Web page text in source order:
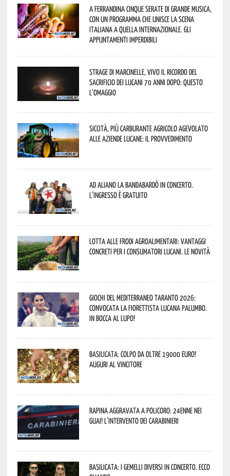
A Ferrandina cinque serate di grande musica,
con un programma che unisce la scena
italiana a quella internazionale. Gli
appuntamenti imperdibili
Strage di Marcinelle, vivo il ricordo del
sacrificio dei lucani 70 anni dopo: questo
l’omaggio
Siccità, più carburante agricolo agevolato
alle aziende lucane: il provvedimento
Ad Aliano la Bandabardò in concerto.
L’ingresso è gratuito
Lotta alle frodi agroalimentari: vantaggi
concreti per i consumatori lucani. Le novità
Giochi del Mediterraneo Taranto 2026:
convocata la fiorettista lucana Palumbo.
In bocca al lupo!
Basilicata: colpo da oltre 19000 Euro!
Auguri al vincitore
Rapina aggravata a Policoro: 24enne nei
guai! L’intervento dei Carabinieri
Basilicata: i Gemelli DiVersi in concerto. Ecco